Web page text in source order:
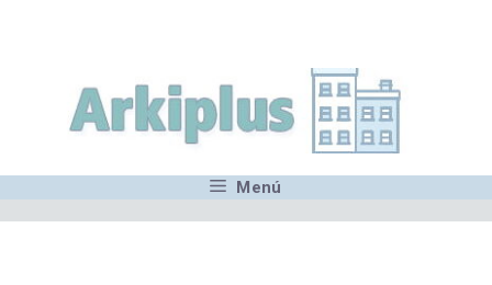
contenido
Menú